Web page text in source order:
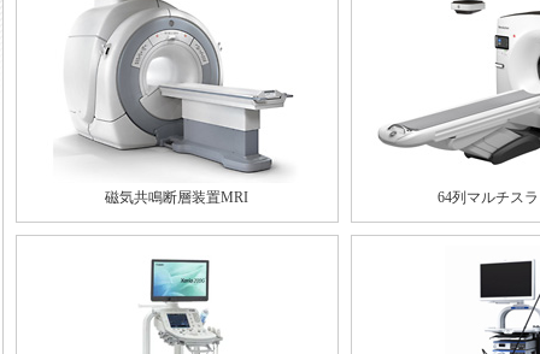
磁気共鳴断層装置MRI 64列マルチス